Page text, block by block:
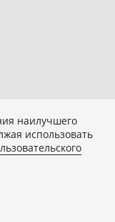
наилучшего
использовать